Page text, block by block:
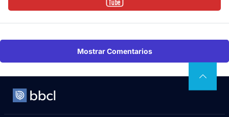
Mostrar Comentarios